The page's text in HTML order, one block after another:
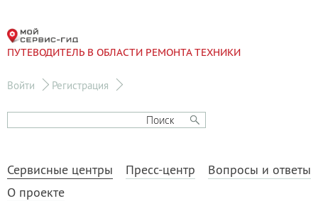
ПУТЕВОДИТЕЛЬ В ОБЛАСТИ РЕМОНТА ТЕХНИКИ
Войти Регистрация
Сервисные центры Пресс-центр
Вопросы и ответы
О проекте